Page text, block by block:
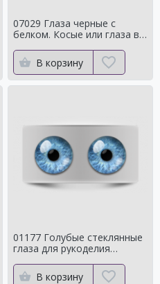
07029 Глаза черные с
белком. Косые или глаза в
В корзину
01177 Голубые стеклянные
глаза для рукоделия
В корзину